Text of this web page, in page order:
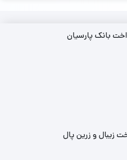
بانک پارسیان
زیبال و زرین پال